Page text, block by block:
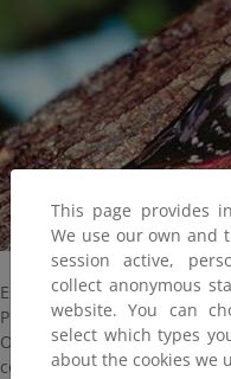
Es un pájaro trepador que
Pirineo Central y
Occidental y Picos de
coníferas de los Sistemas
This page provides
We use our own and
session active,
collect anonymous
website. You can
select which types
about the cookies we